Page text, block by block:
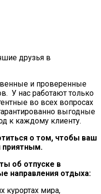
друзья в
и проверенные
У нас работают только
во всех вопросах
выгодные
к каждому клиенту.
о том, чтобы ваш
об отпуске в
направления отдыха:
курортах мира,